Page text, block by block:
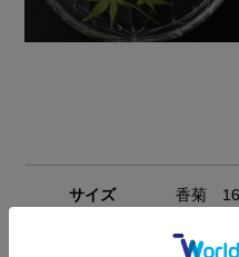
サイズ 香菊
ガラス